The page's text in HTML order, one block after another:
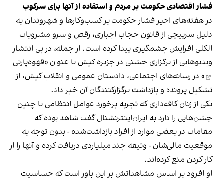
فشار اقتصادی حکومت بر مردم و استفاده از آنها برای سرکوب
در هفته‌های اخیر فشار حکومت بر کسب‌وکارها و شهروندان به
دلیل سرپیچی از قانون حجاب اجباری، رقص و سرو مشروبات
الکلی افزایش چشمگیری پیدا کرده است. از جمله، در پی انتشار
ویدیوهایی از برگزاری جشنی در جزیره کیش با عنوان «قهوه‌پارتی
» در رسانه‌های اجتماعی، دادستان عمومی و انقلاب کیش، از
تشکیل پرونده و بازداشت برگزارکنندگان آن خبر داد.
یکی از زنان کافه‌داری که تجربه برخورد عوامل انتظامی با چنین
جشن‌هایی را دارد به ایران‌اینترنشنال گفت شاهد بوده که
مقامات در بعضی موارد از افراد بازداشت‌‌شده - بدون توجه به
موقعیت مالی‌شان - وثیقه چند میلیاردی دریافت کرده و آنها را از
کار کردن منع کرده‌اند.
او افزود بر اساس مشاهداتش بر این باور است که حساسیت